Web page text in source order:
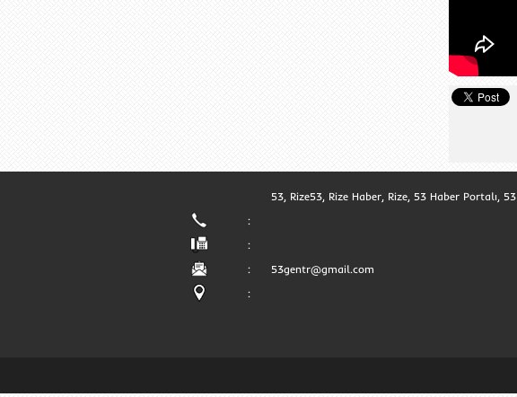
53, Rize53, Rize Haber, Rize, 53 Haber Portalı, 53
:
:
:
53gentr@gmail.com
: